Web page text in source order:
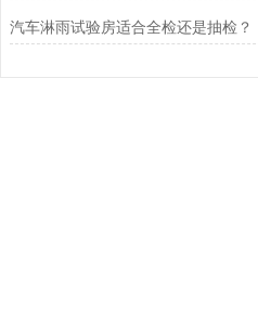
汽车淋雨试验房适合全检还是抽检？